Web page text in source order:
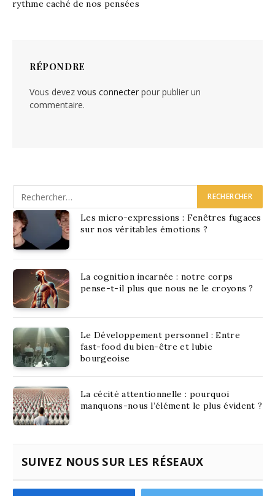
rythme caché de nos pensées
RÉPONDRE
Vous devez vous connecter pour publier un
commentaire.
Les micro-expressions : Fenêtres fugaces
sur nos véritables émotions ?
La cognition incarnée : notre corps
pense-t-il plus que nous ne le croyons ?
Le Développement personnel : Entre
fast-food du bien-être et lubie
bourgeoise
La cécité attentionnelle : pourquoi
manquons-nous l’élément le plus évident ?
SUIVEZ NOUS SUR LES RÉSEAUX